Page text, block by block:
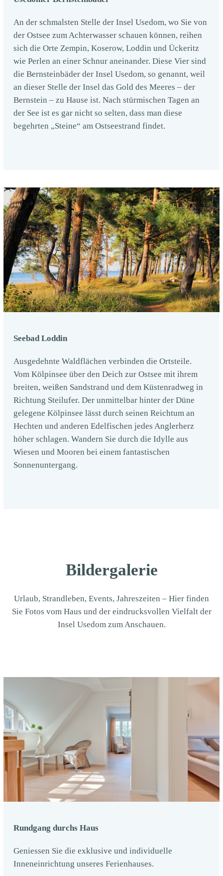
An der schmalsten Stelle der Insel Usedom, wo Sie von
der Ostsee zum Achterwasser schauen können, reihen
sich die Orte Zempin, Koserow, Loddin und Ückeritz
wie Perlen an einer Schnur aneinander. Diese Vier sind
die Bernsteinbäder der Insel Usedom, so genannt, weil
an dieser Stelle der Insel das Gold des Meeres – der
Bernstein – zu Hause ist. Nach stürmischen Tagen an
der See ist es gar nicht so selten, dass man diese
begehrten „Steine“ am Ostseestrand findet.
Seebad Loddin
Ausgedehnte Waldflächen verbinden die Ortsteile.
Vom Kölpinsee über den Deich zur Ostsee mit ihrem
breiten, weißen Sandstrand und dem Küstenradweg in
Richtung Steilufer. Der unmittelbar hinter der Düne
gelegene Kölpinsee lässt durch seinen Reichtum an
Hechten und anderen Edelfischen jedes Anglerherz
höher schlagen. Wandern Sie durch die Idylle aus
Wiesen und Mooren bei einem fantastischen
Sonnenuntergang.
Bildergalerie
Urlaub, Strandleben, Events, Jahreszeiten – Hier finden
Sie Fotos vom Haus und der eindrucksvollen Vielfalt der
Insel Usedom zum Anschauen.
Rundgang durchs Haus
Geniessen Sie die exklusive und individuelle
Inneneinrichtung unseres Ferienhauses.